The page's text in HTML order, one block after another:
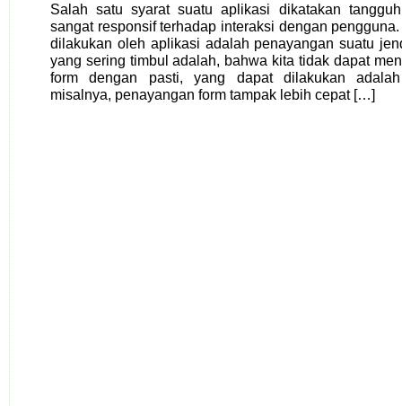
Salah satu syarat suatu aplikasi dikatakan
sangat responsif terhadap interaksi dengan
dilakukan oleh aplikasi adalah penayangan suatu
yang sering timbul adalah, bahwa kita tidak dapat
form dengan pasti, yang dapat dilakukan adalah
misalnya, penayangan form tampak lebih cepat […]